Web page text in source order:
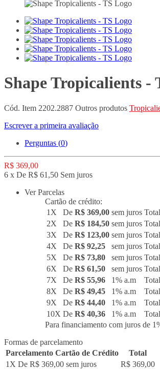
Shape Tropicalients -
Cód. Item 2202.2887 Outros produtos
Escrever a primeira avaliação
Perguntas (0)
R$ 369,00
6 x De R$ 61,50 Sem juros
Ver Parcelas
Cartão de crédito:
1X
De R$ 369,00 sem juros
2X
De R$ 184,50 sem juros
3X
De R$ 123,00 sem juros
4X
De R$ 92,25 sem juros
5X
De R$ 73,80 sem juros
6X
De R$ 61,50 sem juros
7X
De R$ 55,96 1% a.m
8X
De R$ 49,45 1% a.m
9X
De R$ 44,40 1% a.m
10X De R$ 40,36 1% a.m
Para financiamento com juros de
Formas de parcelamento
Parcelamento Cartão de Crédito
Total
1X De R$ 369,00 sem juros
R$ 369,00